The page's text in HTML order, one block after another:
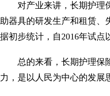
对产业来讲，长期护理
助器具的研发生产和租赁、
据初步统计，自2016年试
总的来看，长期护理保
力，是以人民为中心的发展